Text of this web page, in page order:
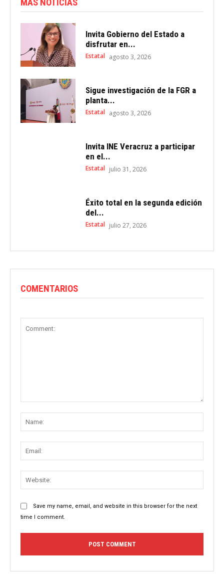
Invita Gobierno del Estado a
disfrutar en...
Estatal agosto 3, 2026
Sigue investigación de la FGR a
planta...
Estatal agosto 3, 2026
Invita INE Veracruz a participar
en el...
Estatal julio 31, 2026
Éxito total en la segunda edición
del...
Estatal julio 27, 2026
COMENTARIOS
Save my name, email, and website in this browser for the next
time I comment.